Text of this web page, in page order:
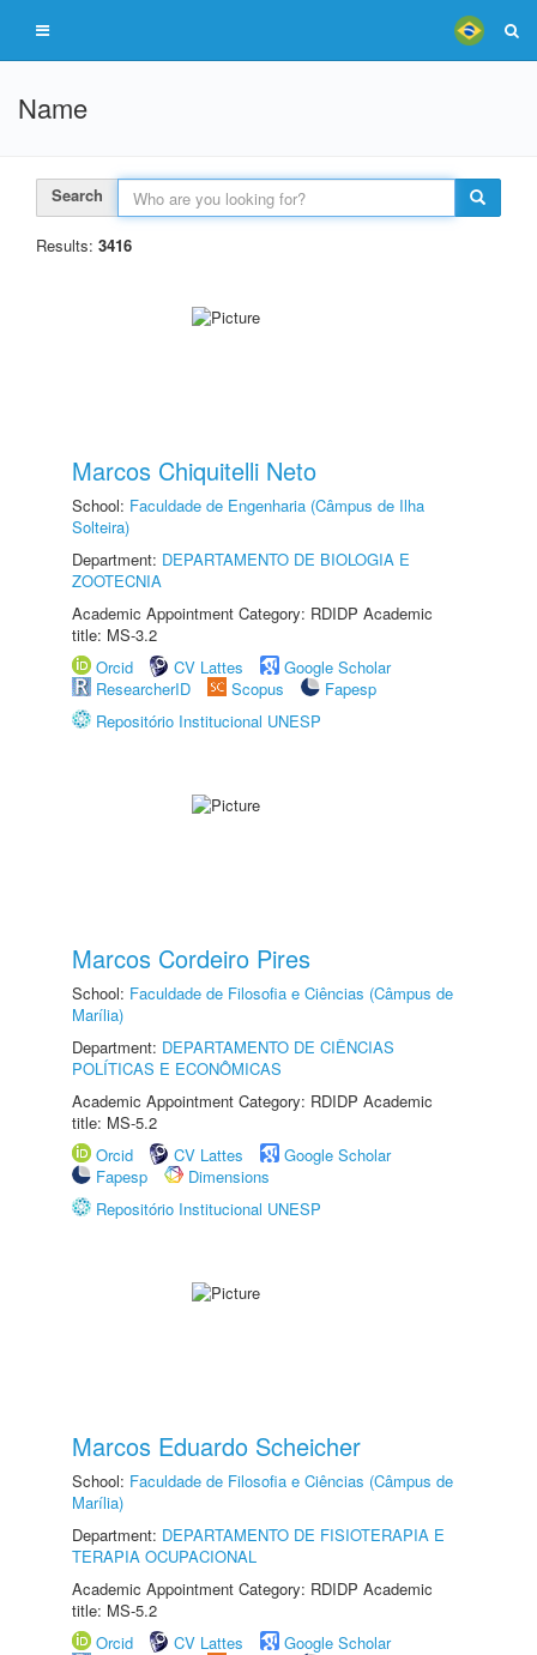
Name
Search
Results: 3416
Marcos Chiquitelli Neto
School: Faculdade de Engenharia (Câmpus de Ilha
Solteira)
Department: DEPARTAMENTO DE BIOLOGIA E
ZOOTECNIA
Academic Appointment Category: RDIDP Academic
title: MS-3.2
Orcid
CV Lattes
Google Scholar
ResearcherID
Scopus
Fapesp
Repositório Institucional UNESP
Marcos Cordeiro Pires
School: Faculdade de Filosofia e Ciências (Câmpus de
Marília)
Department: DEPARTAMENTO DE CIÊNCIAS
POLÍTICAS E ECONÔMICAS
Academic Appointment Category: RDIDP Academic
title: MS-5.2
Orcid
CV Lattes
Google Scholar
Fapesp
Dimensions
Repositório Institucional UNESP
Marcos Eduardo Scheicher
School: Faculdade de Filosofia e Ciências (Câmpus de
Marília)
Department: DEPARTAMENTO DE FISIOTERAPIA E
TERAPIA OCUPACIONAL
Academic Appointment Category: RDIDP Academic
title: MS-5.2
Orcid
CV Lattes
Google Scholar